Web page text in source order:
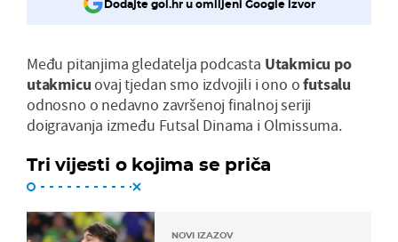
Dodajte gol.hr u omiljeni Google izvor
Među pitanjima gledatelja podcasta Utakmicu po
utakmicuovaj tjedan smo izdvojili i ono ofutsalu
odnosno o nedavno završenoj finalnoj seriji
doigravanja između Futsal Dinama i Olmissuma.
Tri vijesti o kojima se priča
NOVI IZAZOV